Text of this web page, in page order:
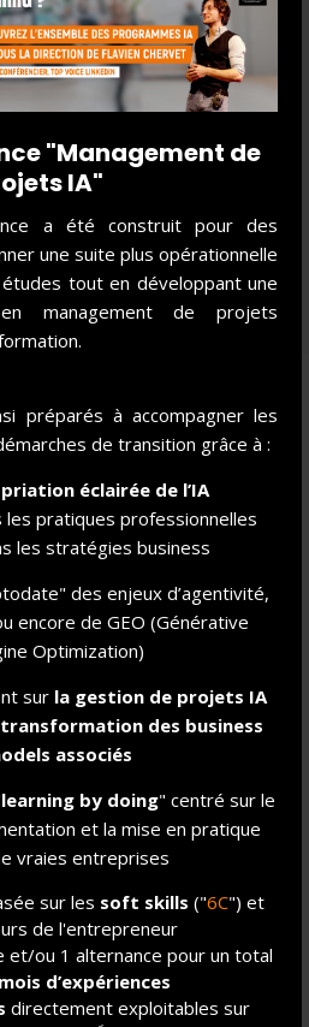
"Management de
IA"
a été construit pour des
une suite plus opérationnelle
tout en développant une
management de projets
préparés à accompagner les
de transition grâce à :
éclairée de l’IA
les pratiques professionnelles
les stratégies business
des enjeux d’agentivité,
encore de GEO (Générative
Optimization)
sur la gestion de projets IA
des business
associés
learning by doing" centré sur le
et la mise en pratique
vraies entreprises
sur les soft skills ("6C") et
de l'entrepreneur
et/ou 1 alternance pour un total
d’expériences
directement exploitables sur
MBA, MBA spécialisés,
duLearning By Doing.
ambassadeurset notre équipe